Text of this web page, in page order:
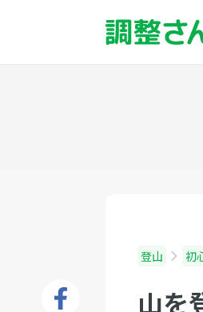
登山 初
山を